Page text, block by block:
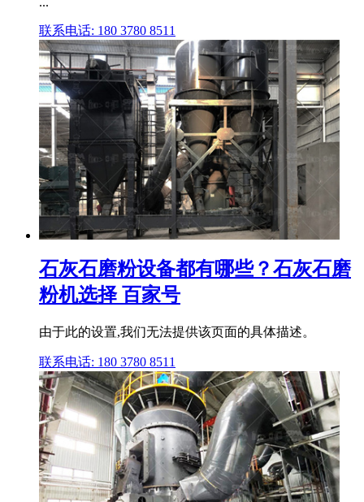
联系电话: 180 3780 8511
石灰石磨粉设备都有哪些？石灰石磨
粉机选择 百家号
由于此的设置,我们无法提供该页面的具体描述。
联系电话: 180 3780 8511